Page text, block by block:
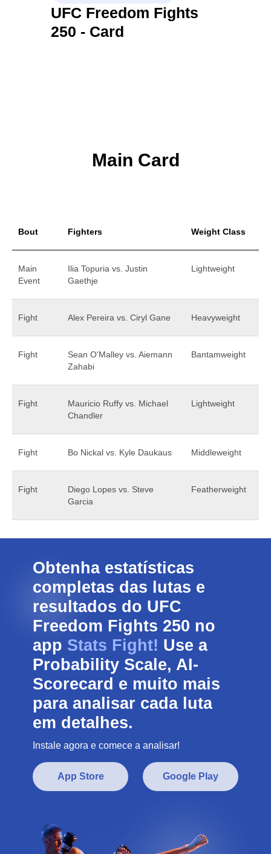
UFC Freedom Fights
250 - Card
Main Card
Bout Fighters Weight Class
Main
Event
Ilia Topuria vs. Justin
Gaethje
Lightweight
Fight Alex Pereira vs. Ciryl Gane Heavyweight
Fight
Sean O'Malley vs. Aiemann
Zahabi
Bantamweight
Fight
Mauricio Ruffy vs. Michael
Chandler
Lightweight
Fight Bo Nickal vs. Kyle Daukaus Middleweight
Fight
Diego Lopes vs. Steve
Garcia
Featherweight
Obtenha estatísticas
completas das lutas e
resultados do UFC
Freedom Fights 250 no
app Stats Fight! Use a
Probability Scale, AI-
Scorecard e muito mais
para analisar cada luta
em detalhes.
Instale agora e comece a analisar!
Google Play
App Store